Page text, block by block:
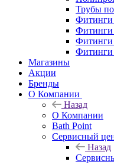
Трубы
Фитинги
Фитинги
Фитинги
Фитинги
Магазины
Акции
Бренды
О Компании
Назад
О Компании
Bath Point
Сервисный
Назад